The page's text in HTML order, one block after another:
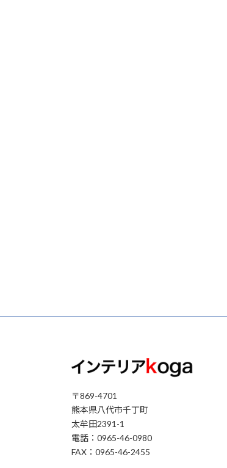
〒869-4701
熊本県八代市千丁町
太牟田2391-1
電話：0965-46-0980
FAX：0965-46-2455